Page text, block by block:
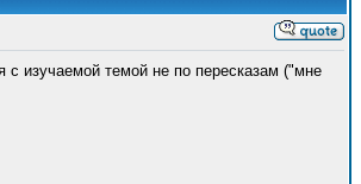
изучаемой темой не по пересказам ("мне